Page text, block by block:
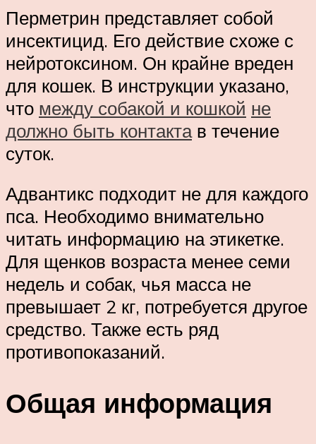
Перметрин представляет собой
инсектицид. Его действие схоже с
нейротоксином. Он крайне вреден
для кошек. В инструкции указано,
что между собакой и кошкой не
должно быть контактав течение
суток.
Адвантикс подходит не для каждого
пса. Необходимо внимательно
читать информацию на этикетке.
Для щенков возраста менее семи
недель и собак, чья масса не
превышает 2 кг, потребуется другое
средство. Также есть ряд
противопоказаний.
Общая информация